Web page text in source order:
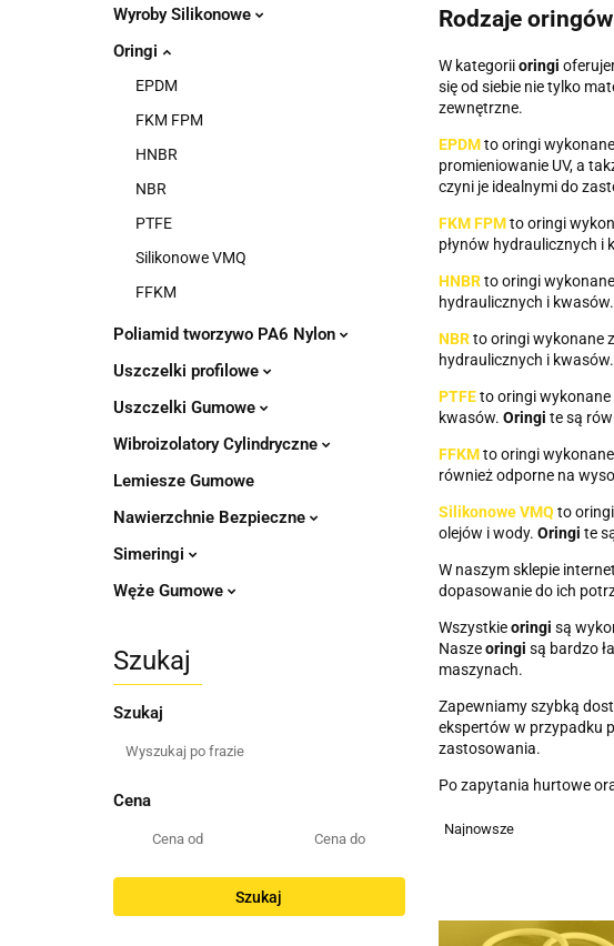
Wyroby Silikonowe
Oringi
EPDM
FKM FPM
HNBR
NBR
PTFE
Silikonowe VMQ
FFKM
Poliamid tworzywo PA6 Nylon
Uszczelki profilowe
Uszczelki Gumowe
Wibroizolatory Cylindryczne
Lemiesze Gumowe
Nawierzchnie Bezpieczne
Simeringi
Węże Gumowe
Szukaj
Szukaj
Cena
Szukaj
Rodzaje oringów
W kategoriioringi
się od siebie nie tylko
zewnętrzne.
EPDM to oringi
promieniowanie UV, a
czyni je idealnymi do
FKM FPMto oringi
płynów hydraulicznych i
HNBR to oringi
hydraulicznych i kwasów.
NBRto oringi wykonane
hydraulicznych i kwasów.
PTFEto oringi wykonane
kwasów. Oringi te są
FFKMto oringi wykonane
również odporne na
Silikonowe VMQ to
olejów i wody. Oringi te
W naszym sklepie
dopasowanie do ich
Wszystkieoringi są
Naszeoringi są bardzo
maszynach.
Zapewniamy szybką
ekspertów w przypadku
zastosowania.
Po zapytania hurtowe